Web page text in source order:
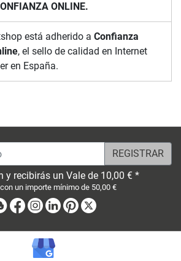
ONLINE.
está adherido a Confianza
, el sello de calidad en Internet
en España.
y recibirás un Vale de 10,00 € *
un importe mínimo de 50,00 €
BlogFacebook
Instagram
LinkedinPinterest